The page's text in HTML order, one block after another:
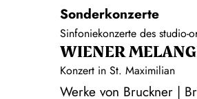
Sonderkonzerte
Sinfoniekonzerte des studio-
WIENER
Konzert in St. Maximilian
Werke von Bruckner |